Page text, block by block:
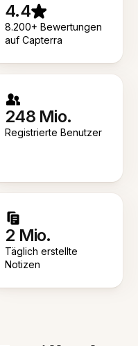
4.4
8.200+ Bewertungen
auf Capterra
248 Mio.
Registrierte Benutzer
2 Mio.
Täglich erstellte
Notizen